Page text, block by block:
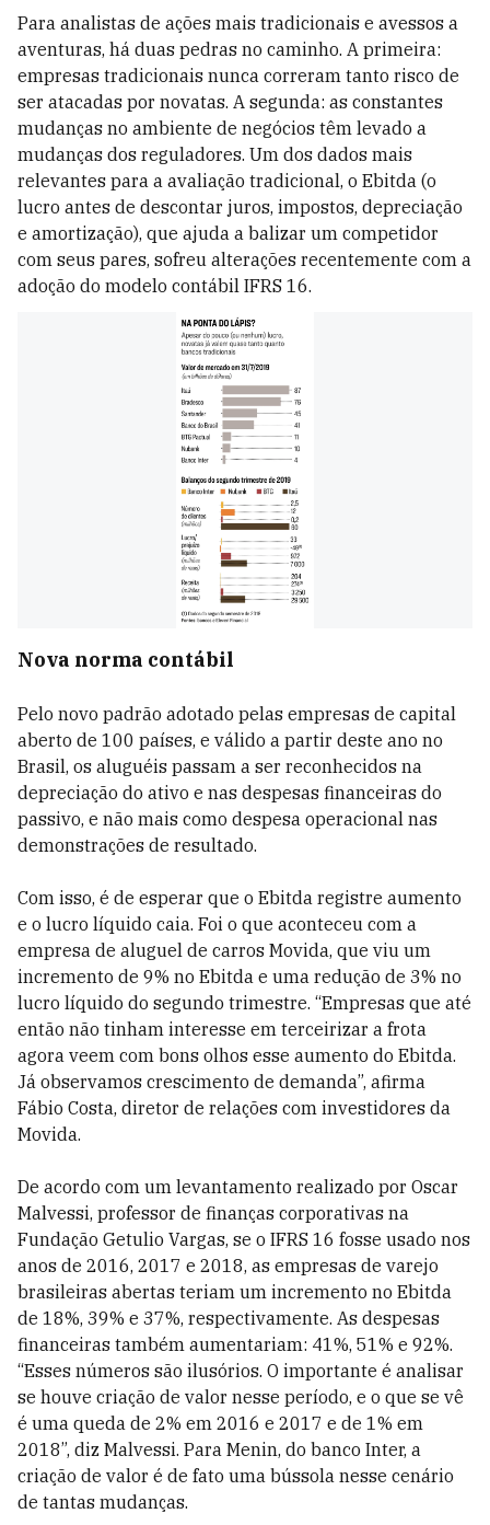
Para analistas de ações mais tradicionais e avessos a
aventuras, há duas pedras no caminho. A primeira:
empresas tradicionais nunca correram tanto risco de
ser atacadas por novatas. A segunda: as constantes
mudanças no ambiente de negócios têm levado a
mudanças dos reguladores. Um dos dados mais
relevantes para a avaliação tradicional, o Ebitda (o
lucro antes de descontar juros, impostos, depreciação
e amortização), que ajuda a balizar um competidor
com seus pares, sofreu alterações recentemente com a
adoção do modelo contábil IFRS 16.
Nova norma contábil
Pelo novo padrão adotado pelas empresas de capital
aberto de 100 países, e válido a partir deste ano no
Brasil, os aluguéis passam a ser reconhecidos na
depreciação do ativo e nas despesas financeiras do
passivo, e não mais como despesa operacional nas
demonstrações de resultado.
Com isso, é de esperar que o Ebitda registre aumento
e o lucro líquido caia. Foi o que aconteceu com a
empresa de aluguel de carros Movida, que viu um
incremento de 9% no Ebitda e uma redução de 3% no
lucro líquido do segundo trimestre. “Empresas que até
então não tinham interesse em terceirizar a frota
agora veem com bons olhos esse aumento do Ebitda.
Já observamos crescimento de demanda”, afirma
Fábio Costa, diretor de relações com investidores da
Movida.
De acordo com um levantamento realizado por Oscar
Malvessi, professor de finanças corporativas na
Fundação Getulio Vargas, se o IFRS 16 fosse usado nos
anos de 2016, 2017 e 2018, as empresas de varejo
brasileiras abertas teriam um incremento no Ebitda
de 18%, 39% e 37%, respectivamente. As despesas
financeiras também aumentariam: 41%, 51% e 92%.
“Esses números são ilusórios. O importante é analisar
se houve criação de valor nesse período, e o que se vê
é uma queda de 2% em 2016 e 2017 e de 1% em
2018”, diz Malvessi. Para Menin, do banco Inter, a
criação de valor é de fato uma bússola nesse cenário
de tantas mudanças.